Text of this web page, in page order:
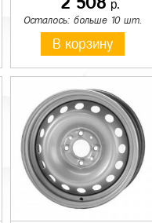
р.
Осталось: больше 10 шт.
В корзину